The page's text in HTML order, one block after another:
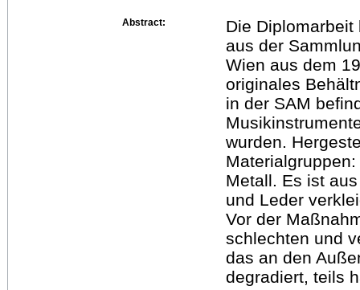
Abstract:
Die
aus der
Wien aus dem
originales
in der SAM
wurden.
Metall. Es ist
und Leder
Vor der
schlechten und
das an den
degradiert, teils